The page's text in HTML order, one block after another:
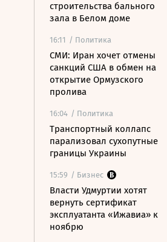
строительства бального
зала в Белом доме
16:11 / Политика
СМИ: Иран хочет отмены
санкций США в обмен на
открытие Ормузского
пролива
16:04 / Политика
Транспортный коллапс
парализовал сухопутные
границы Украины
15:59 / Бизнес
Власти Удмуртии хотят
вернуть сертификат
эксплуатанта «Ижавиа» к
ноябрю